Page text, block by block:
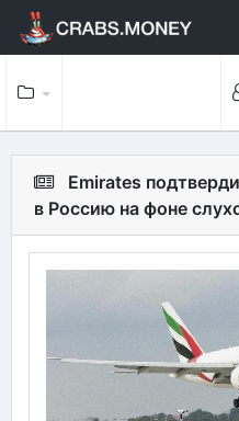
Emirates
в Россию на фоне